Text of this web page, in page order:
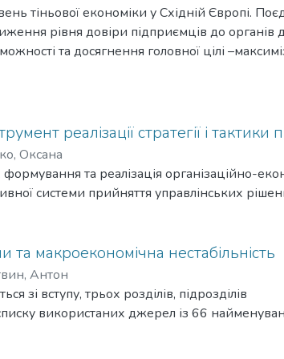
завдання якої –дослідити, наскільки вплив
нелінійність даного впливу в
того, що вплив є нелінійним, через що
тіньової економіки у Східній Європі.
рівня довіри підприємців до
та досягнення головної цілі
ефективні механізми аналізу,
значення у діяльності суб’єктів
і темний сектор, то питання тіньової
тіньової економіки, знаходження
розширення темного сектору, вивчення
екстрактивних та інклюзивних
вплив екстративних інститутів на
реалізації стратегії і тактики
Оксана
та реалізація організаційно-
системи прийняття управлінських
та макроекономічна нестабільність
Антон
зі вступу, трьох розділів, підрозділів
використаних джерел із 66
індикаторів макроекономічної